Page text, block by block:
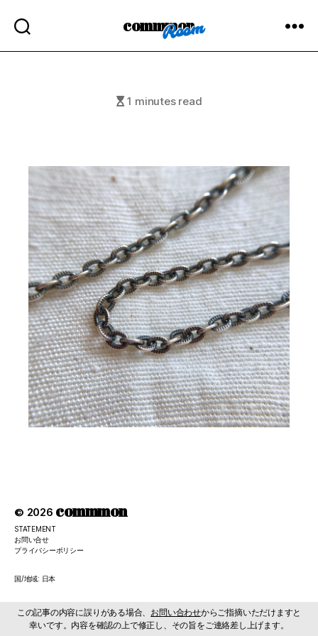
commmon
1 minutes read
© 2026 commmon
STATEMENT
お問い合せ
プライバシーポリシー
国/地域: 日本
この記事の内容に誤りがある場合、 お問い合わせからご指摘いただけますと
幸いです。内容を確認の上で修正し、その旨をご連絡差し上げます。